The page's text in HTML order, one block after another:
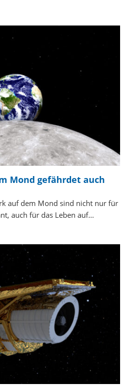
Mond gefährdet auch
auf dem Mond sind nicht nur für
auch für das Leben auf…